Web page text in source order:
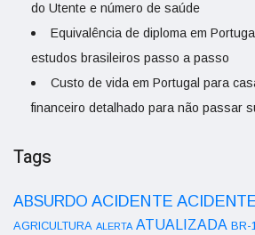
do Utente e número de saúde
Equivalência de diploma em
estudos brasileiros passo a passo
Custo de vida em Portugal para
financeiro detalhado para não passar
Tags
ABSURDO ACIDENTE
AGRICULTURA ALERTA ATUALIZADA BR-